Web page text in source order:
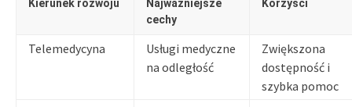
Kierunek rozwoju
Najważniejsze
cechy
Korzyści
Telemedycyna
Usługi medyczne
na odległość
Zwiększona
dostępność i
szybka pomoc